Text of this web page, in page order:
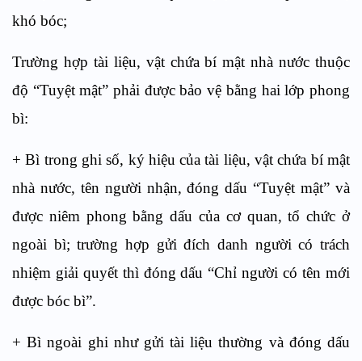
khó bóc;
Trường hợp tài liệu, vật chứa bí mật nhà nước thuộc
độ “Tuyệt mật” phải được bảo vệ bằng hai lớp phong
bì:
+ Bì trong ghi số, ký hiệu của tài liệu, vật chứa bí mật
nhà nước, tên người nhận, đóng dấu “Tuyệt mật” và
được niêm phong bằng dấu của cơ quan, tổ chức ở
ngoài bì; trường hợp gửi đích danh người có trách
nhiệm giải quyết thì đóng dấu “Chỉ người có tên mới
được bóc bì”.
+ Bì ngoài ghi như gửi tài liệu thường và đóng dấu